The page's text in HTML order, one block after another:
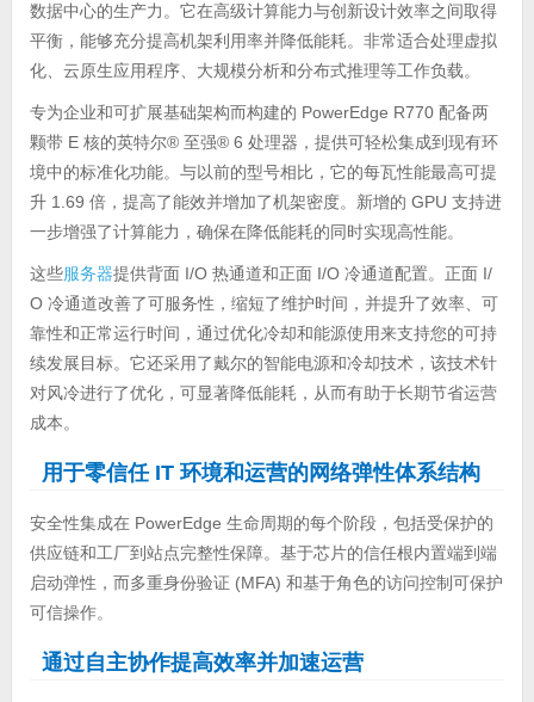
数据中心的生产力。它在高级计算能力与创新设计效率之间取得
平衡，能够充分提高机架利用率并降低能耗。非常适合处理虚拟
化、云原生应用程序、大规模分析和分布式推理等工作负载。
专为企业和可扩展基础架构而构建的 PowerEdge R770 配备两
颗带 E 核的英特尔® 至强® 6 处理器，提供可轻松集成到现有环
境中的标准化功能。与以前的型号相比，它的每瓦性能最高可提
升 1.69 倍，提高了能效并增加了机架密度。新增的 GPU 支持进
一步增强了计算能力，确保在降低能耗的同时实现高性能。
这些服务器提供背面 I/O 热通道和正面 I/O 冷通道配置。正面 I/
O 冷通道改善了可服务性，缩短了维护时间，并提升了效率、可
靠性和正常运行时间，通过优化冷却和能源使用来支持您的可持
续发展目标。它还采用了戴尔的智能电源和冷却技术，该技术针
对风冷进行了优化，可显著降低能耗，从而有助于长期节省运营
成本。
用于零信任 IT 环境和运营的网络弹性体系结构
安全性集成在 PowerEdge 生命周期的每个阶段，包括受保护的
供应链和工厂到站点完整性保障。基于芯片的信任根内置端到端
启动弹性，而多重身份验证 (MFA) 和基于角色的访问控制可保护
可信操作。
通过自主协作提高效率并加速运营